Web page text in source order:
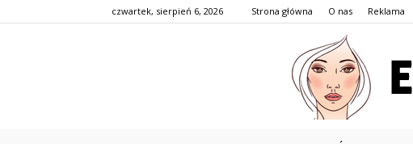
czwartek, sierpień 6, 2026 Strona główna O nas Reklama